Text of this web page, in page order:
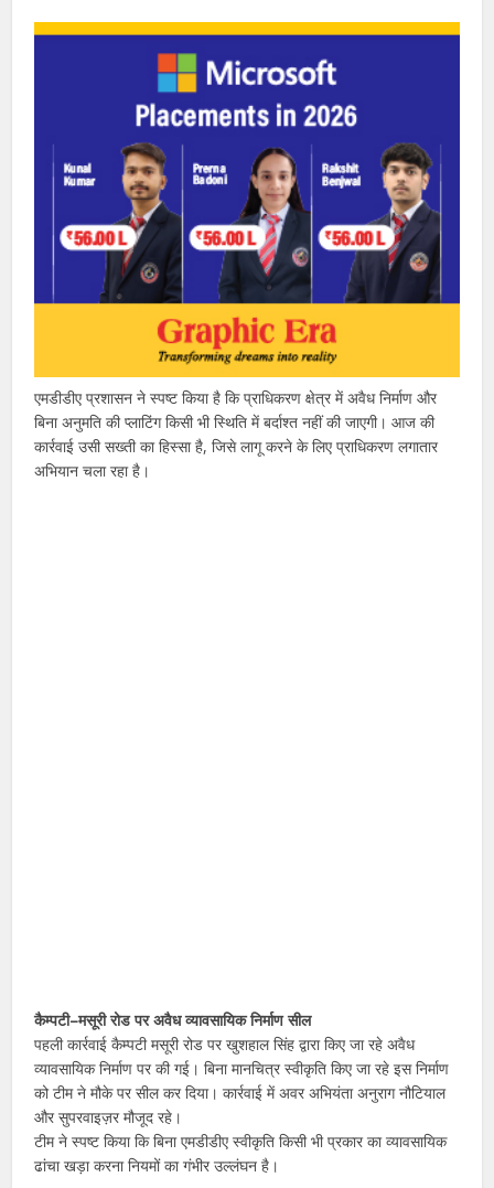
एमडीडीए प्रशासन ने स्पष्ट किया है कि प्राधिकरण क्षेत्र में अवैध निर्माण और
बिना अनुमति की प्लाटिंग किसी भी स्थिति में बर्दाश्त नहीं की जाएगी। आज की
कार्रवाई उसी सख्ती का हिस्सा है, जिसे लागू करने के लिए प्राधिकरण लगातार
अभियान चला रहा है।
कैम्पटी–मसूरी रोड पर अवैध व्यावसायिक निर्माण सील
पहली कार्रवाई कैम्पटी मसूरी रोड पर खुशहाल सिंह द्वारा किए जा रहे अवैध
व्यावसायिक निर्माण पर की गई। बिना मानचित्र स्वीकृति किए जा रहे इस निर्माण
को टीम ने मौके पर सील कर दिया। कार्रवाई में अवर अभियंता अनुराग नौटियाल
और सुपरवाइज़र मौजूद रहे।
टीम ने स्पष्ट किया कि बिना एमडीडीए स्वीकृति किसी भी प्रकार का व्यावसायिक
ढांचा खड़ा करना नियमों का गंभीर उल्लंघन है।